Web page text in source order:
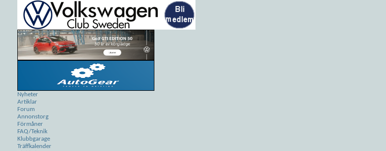
Nyheter
Artiklar
Forum
Annonstorg
Förmåner
FAQ/Teknik
Klubbgarage
Träffkalender